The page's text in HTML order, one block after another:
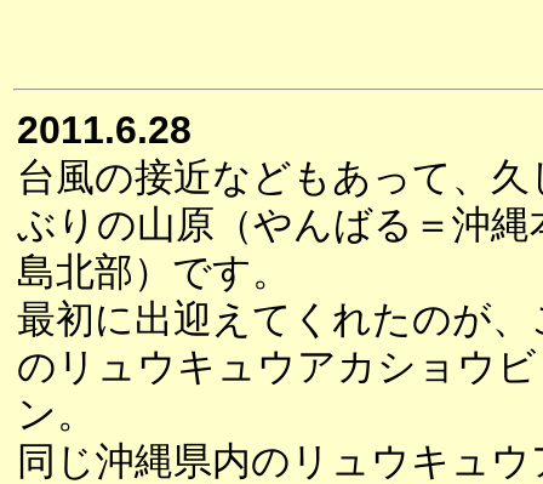
2011.6.28
台風の接近などもあって、久
ぶりの山原（やんばる＝沖縄
島北部）です。
最初に出迎えてくれたのが、
のリュウキュウアカショウビ
ン。
同じ沖縄県内のリュウキュウ